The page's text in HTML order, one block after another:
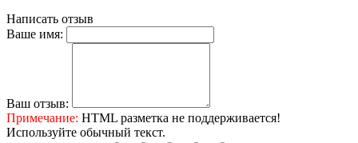
Написать отзыв
Ваше имя:
Ваш отзыв:
Примечание: HTML разметка не поддерживается!
Используйте обычный текст.